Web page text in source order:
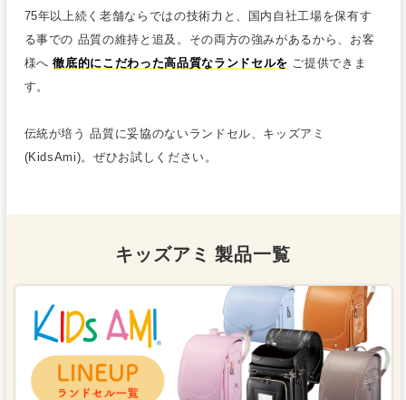
75年以上続く老舗ならではの技術力と、国内自社工場を保有す
る事での 品質の維持と追及。その両方の強みがあるから、お客
様へ徹底的にこだわった高品質なランドセルを ご提供できま
す。
伝統が培う 品質に妥協のないランドセル、キッズアミ
(KidsAmi)。ぜひお試しください。
キッズアミ 製品一覧